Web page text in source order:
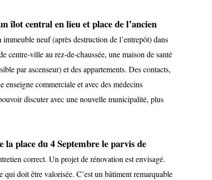
îlot central en lieu et place de l’ancien
neuf (après destruction de l’entrepôt) dans
centre-ville au rez-de-chaussée, une maison de santé
par ascenseur) et des appartements. Des contacts,
enseigne commerciale et avec des médecins
discuter avec une nouvelle municipalité, plus
la place du 4 Septembre le parvis de
correct. Un projet de rénovation est envisagé.
qui doit être valorisée. C’est un bâtiment remarquable